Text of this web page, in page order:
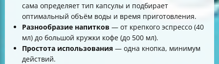
сама определяет тип капсулы и подбирает
оптимальный объём воды и время приготовления.
Разнообразие напитков — от крепкого эспрессо (40
мл) до большой кружки кофе (до 500 мл).
Простота использования — одна кнопка, минимум
действий.